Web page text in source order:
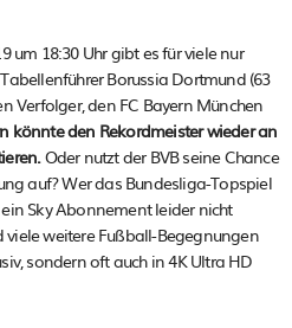
um 18:30 Uhr gibt es für viele nur
Borussia Dortmund (63
Verfolger, den FC Bayern München
könnte den Rekordmeister wieder an
Oder nutzt der BVB seine Chance
auf? Wer das Bundesliga-Topspiel
Sky Abonnement leider nicht
viele weitere Fußball-Begegnungen
sondern oft auch in 4K Ultra HD